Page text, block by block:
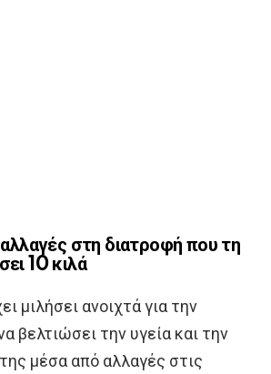
στη διατροφή που τη
10 κιλά
μιλήσει ανοιχτά για την
βελτιώσει την υγεία και την
μέσα από αλλαγές στις